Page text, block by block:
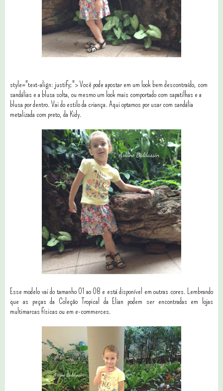
style="text-align: justify;"> Você pode apostar em um look bem descontraído, com
sandálias e a blusa solta, ou mesmo um look mais comportado com sapatilhas e a
blusa por dentro. Vai do estilo da criança. Aqui optamos por usar com sandália
metalizada com preto, da Kidy.
Esse modelo vai do tamanho 01 ao 08 e está disponível em outras cores. Lembrando
que as peças da Coleção Tropical da Elian podem ser encontradas em lojas
multimarcas físicas ou em e-commerces.